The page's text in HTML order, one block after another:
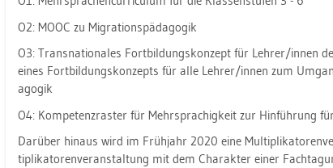
O2: MOOC zu Mi­gra­ti­ons­päd­ago­gik
O3: Trans­na­tio­na­les Fort­bil­dungs­kon­zept für Leh­rer/innen
eines Fort­bil­dungs­kon­zepts für alle Leh­rer/innen zum
ago­gik
O4: Kom­pe­tenz­ras­ter für Mehr­spra­chig­keit zur Hin­füh­rung
Dar­über hin­aus wird im Früh­jahr 2020 eine
ti­pli­ka­to­ren­ver­an­stal­tung mit dem Cha­rak­ter einer